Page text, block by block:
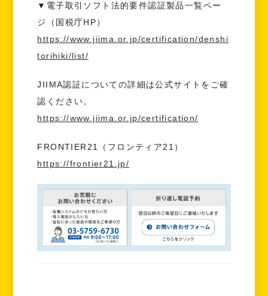
▼電子取引ソフト法的要件認証製品一覧ペー
ジ（国税庁HP）
https://www.jiima.or.jp/certification/denshi
torihiki/list/
JIIMA認証についての詳細は公式サイトをご確
認ください。
https://www.jiima.or.jp/certification/
FRONTIER21（フロンティア21）
https://frontier21.jp/